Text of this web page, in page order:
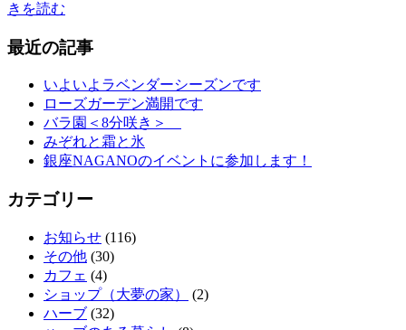
きを読む
最近の記事
いよいよラベンダーシーズンです
ローズガーデン満開です
バラ園＜8分咲き＞
みぞれと霜と氷
銀座NAGANOのイベントに参加します！
カテゴリー
お知らせ (116)
その他 (30)
カフェ (4)
ショップ（大夢の家）
(2)
ハーブ (32)